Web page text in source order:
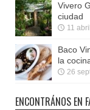
Vivero
ciudad
11
Baco
la
26
ENCONTRÁNOS EN